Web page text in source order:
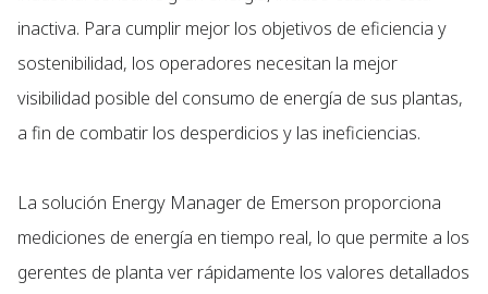
inactiva. Para cumplir mejor los objetivos de eficiencia y
sostenibilidad, los operadores necesitan la mejor
visibilidad posible del consumo de energía de sus plantas,
a fin de combatir los desperdicios y las ineficiencias.
La solución Energy Manager de Emerson proporciona
mediciones de energía en tiempo real, lo que permite a los
gerentes de planta ver rápidamente los valores detallados